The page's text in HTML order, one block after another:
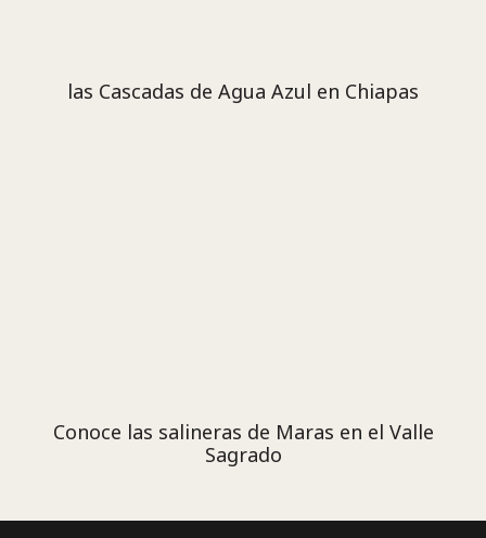
las Cascadas de Agua Azul en Chiapas
Conoce las salineras de Maras en el Valle
Sagrado